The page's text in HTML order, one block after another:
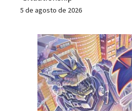
5 de agosto de 2026